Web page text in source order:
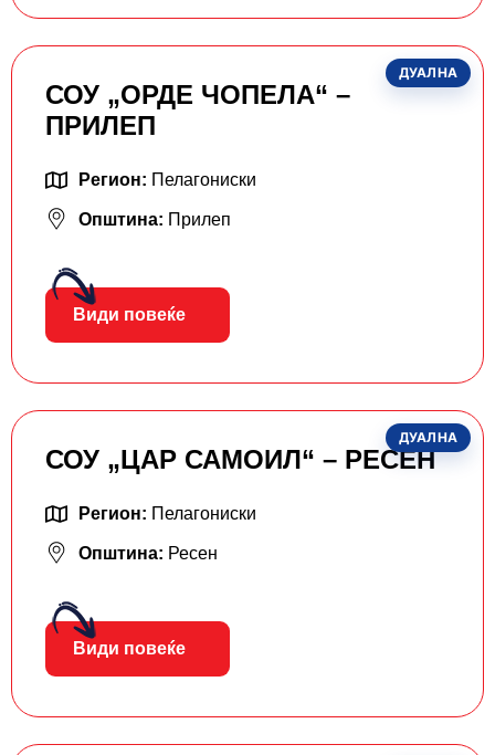
ДУАЛНА
СОУ „ОРДЕ ЧОПЕЛА“ –
ПРИЛЕП
Регион: Пелагониски
Општина: Прилеп
Види повеќе
ДУАЛНА
СОУ „ЦАР САМОИЛ“ – РЕСЕН
Регион: Пелагониски
Општина: Ресен
Види повеќе